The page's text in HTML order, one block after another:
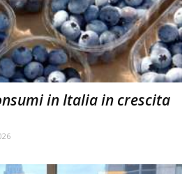
in Italia in crescita